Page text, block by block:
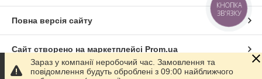
Повна версія сайту
Сайт створено на маркетплейсі Prom.ua
Зараз у компанії неробочий час. Замовлення та
повідомлення будуть оброблені з 09:00 найближчого
КНОПКА
ЗВ'ЯЗКУ